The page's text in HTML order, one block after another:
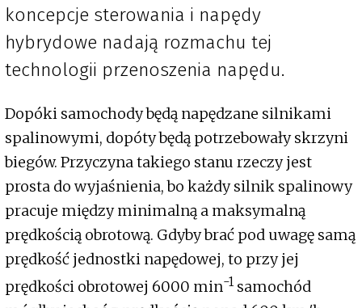
koncepcje sterowania i napędy
hybrydowe nadają rozmachu tej
technologii przenoszenia napędu.
Dopóki samochody będą napędzane silnikami
spalinowymi, dopóty będą potrzebowały skrzyni
biegów. Przyczyna takiego stanu rzeczy jest
prosta do wyjaśnienia, bo każdy silnik spalinowy
pracuje między minimalną a maksymalną
prędkością obrotową. Gdyby brać pod uwagę samą
prędkość jednostki napędowej, to przy jej
prędkości obrotowej 6000 min-1 samochód